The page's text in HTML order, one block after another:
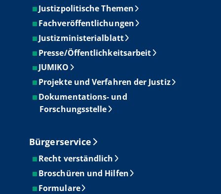
Justizpolitische Themen
Fachveröffentlichungen
Justizministerialblatt
Presse/Öffentlichkeitsarbeit
JUMIKO
Projekte und Verfahren der Justiz
Dokumentations- und
Forschungsstelle
Bürgerservice
Recht verständlich
Broschüren und Hilfen
Formulare